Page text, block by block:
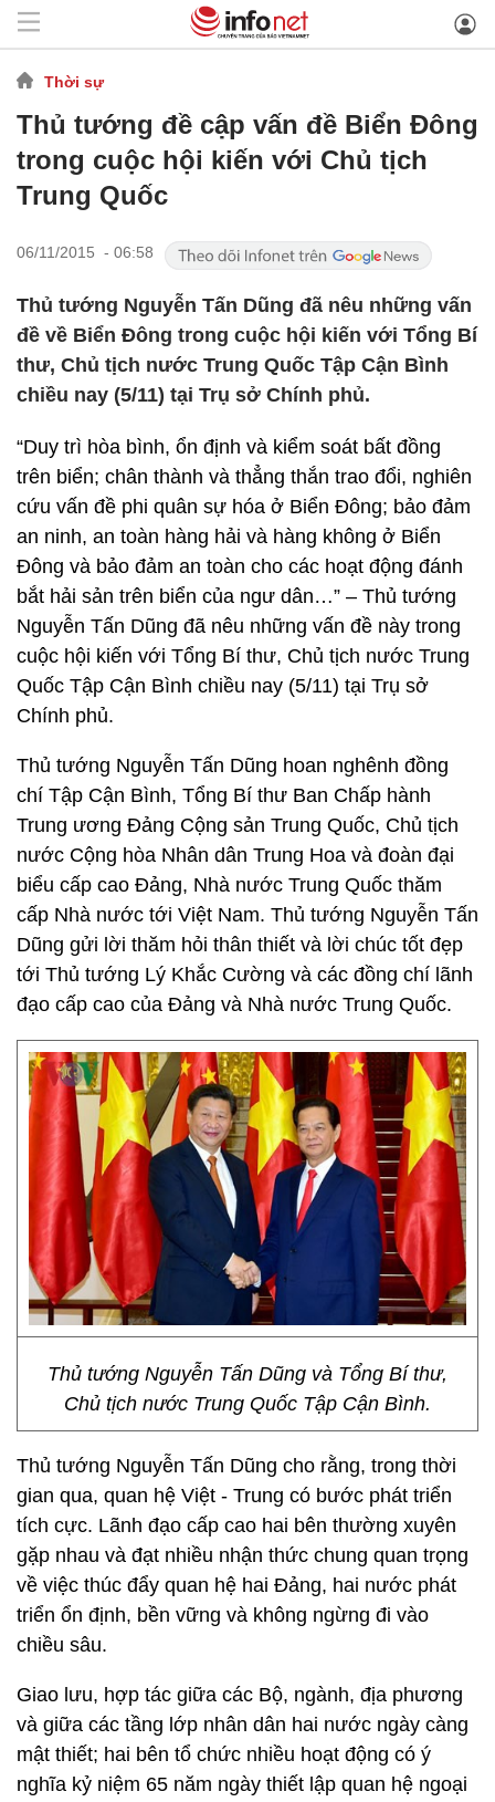
Thời sự
Thủ tướng đề cập vấn đề Biển Đông
trong cuộc hội kiến với Chủ tịch
Trung Quốc
06/11/2015 - 06:58
Thủ tướng Nguyễn Tấn Dũng đã nêu những vấn
đề về Biển Đông trong cuộc hội kiến với Tổng Bí
thư, Chủ tịch nước Trung Quốc Tập Cận Bình
chiều nay (5/11) tại Trụ sở Chính phủ.
“Duy trì hòa bình, ổn định và kiểm soát bất đồng
trên biển; chân thành và thẳng thắn trao đổi, nghiên
cứu vấn đề phi quân sự hóa ở Biển Đông; bảo đảm
an ninh, an toàn hàng hải và hàng không ở Biển
Đông và bảo đảm an toàn cho các hoạt động đánh
bắt hải sản trên biển của ngư dân…” – Thủ tướng
Nguyễn Tấn Dũng đã nêu những vấn đề này trong
cuộc hội kiến với Tổng Bí thư, Chủ tịch nước Trung
Quốc Tập Cận Bình chiều nay (5/11) tại Trụ sở
Chính phủ.
Thủ tướng Nguyễn Tấn Dũng hoan nghênh đồng
chí Tập Cận Bình, Tổng Bí thư Ban Chấp hành
Trung ương Đảng Cộng sản Trung Quốc, Chủ tịch
nước Cộng hòa Nhân dân Trung Hoa và đoàn đại
biểu cấp cao Đảng, Nhà nước Trung Quốc thăm
cấp Nhà nước tới Việt Nam. Thủ tướng Nguyễn Tấn
Dũng gửi lời thăm hỏi thân thiết và lời chúc tốt đẹp
tới Thủ tướng Lý Khắc Cường và các đồng chí lãnh
đạo cấp cao của Đảng và Nhà nước Trung Quốc.
Thủ tướng Nguyễn Tấn Dũng và Tổng Bí thư,
Chủ tịch nước Trung Quốc Tập Cận Bình.
Thủ tướng Nguyễn Tấn Dũng cho rằng, trong thời
gian qua, quan hệ Việt - Trung có bước phát triển
tích cực. Lãnh đạo cấp cao hai bên thường xuyên
gặp nhau và đạt nhiều nhận thức chung quan trọng
về việc thúc đẩy quan hệ hai Đảng, hai nước phát
triển ổn định, bền vững và không ngừng đi vào
chiều sâu.
Giao lưu, hợp tác giữa các Bộ, ngành, địa phương
và giữa các tầng lớp nhân dân hai nước ngày càng
mật thiết; hai bên tổ chức nhiều hoạt động có ý
nghĩa kỷ niệm 65 năm ngày thiết lập quan hệ ngoại